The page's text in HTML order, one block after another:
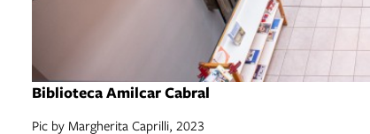
Biblioteca Amilcar Cabral
Pic by Margherita Caprilli, 2023